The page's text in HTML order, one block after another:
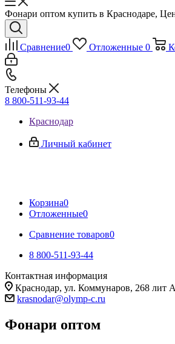
Фонари оптом купить в Краснодаре,
Сравнение0 Отложенные 0
Телефоны
8 800-511-93-44
Краснодар
Личный кабинет
Корзина0
Отложенные0
Сравнение товаров0
8 800-511-93-44
Контактная информация
Краснодар, ул. Коммунаров, 268 лит А
krasnodar@olymp-c.ru
Фонари оптом